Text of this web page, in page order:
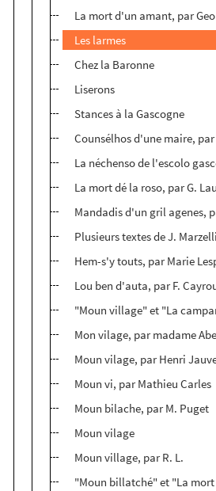
La mort d'un amant, par
Les larmes
Chez la Baronne
Liserons
Stances à la Gascogne
Counsélhos d'une maire,
La néchenso de l'escolo
La mort dé la roso, par G.
Mandadis d'un gril agenes,
Plusieurs textes de J.
Hem-s'y touts, par Marie
Lou ben d'auta, par F.
"Moun village" et "La
Mon vilage, par madame
Moun vilage, par Henri
Moun vi, par Mathieu Carles
Moun bilache, par M. Puget
Moun vilage
Moun village, par R. L.
"Moun billatché" et "La